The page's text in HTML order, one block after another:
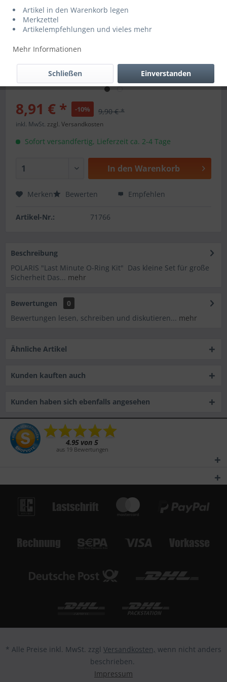
8,91 € * -10% 9,90 € *
inkl. MwSt. zzgl. Versandkosten
Sofort versandfertig, Lieferzeit ca. 2-4 Tage
In den Warenkorb
Merken Bewerten Empfehlen
Artikel-Nr.: 71766
Beschreibung
POLARIS "Last Minute O-Ring Kit" Das kleine Set für große
Sicherheit Das... mehr
Bewertungen
0
Bewertungen lesen, schreiben und diskutieren... mehr
Ähnliche Artikel
Kunden kauften auch
Kunden haben sich ebenfalls angesehen
* Alle Preise inkl. MwSt. zzgl Versandkosten, wenn nicht anders
beschrieben.
Impressum
Artikel in den Warenkorb legen
Merkzettel
Artikelempfehlungen und vieles mehr
Mehr Informationen
Einverstanden
Schließen